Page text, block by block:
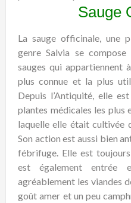
Sauge
La sauge officinale, une
genre Salvia se
sauges qui appartiennent
plus connue et la plus
Depuis l’Antiquité, elle
plantes médicales les plus
laquelle elle était cultivée
Son action est aussi bien
fébrifuge. Elle est
est également entrée
agréablement les viandes
goût amer et un peu